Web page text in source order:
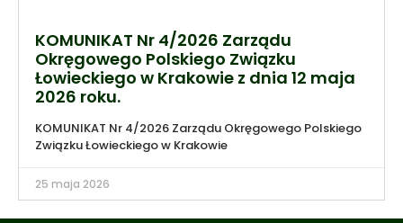
KOMUNIKAT Nr 4/2026 Zarządu
Okręgowego Polskiego Związku
Łowieckiego w Krakowie z dnia 12 maja
2026 roku.
KOMUNIKAT Nr 4/2026 Zarządu Okręgowego Polskiego
Związku Łowieckiego w Krakowie
25 maja 2026